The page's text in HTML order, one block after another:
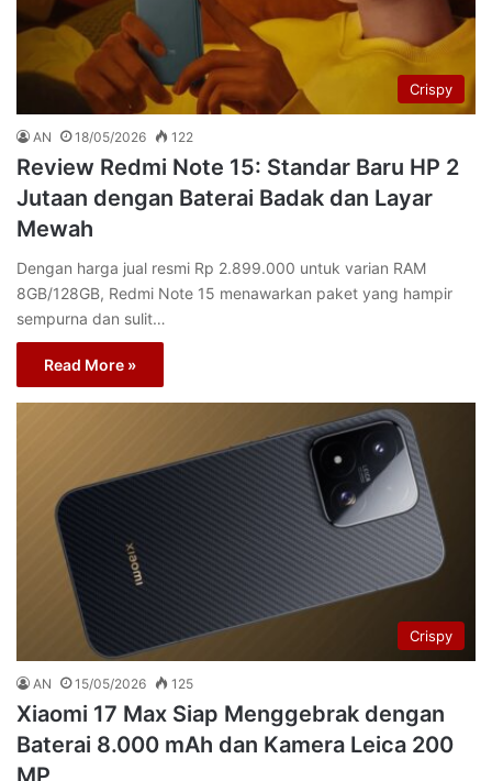
Crispy
AN 18/05/2026 122
Review Redmi Note 15: Standar Baru HP 2
Jutaan dengan Baterai Badak dan Layar
Mewah
Dengan harga jual resmi Rp 2.899.000 untuk varian RAM
8GB/128GB, Redmi Note 15 menawarkan paket yang hampir
sempurna dan sulit…
Read More »
Crispy
AN 15/05/2026 125
Xiaomi 17 Max Siap Menggebrak dengan
Baterai 8.000 mAh dan Kamera Leica 200